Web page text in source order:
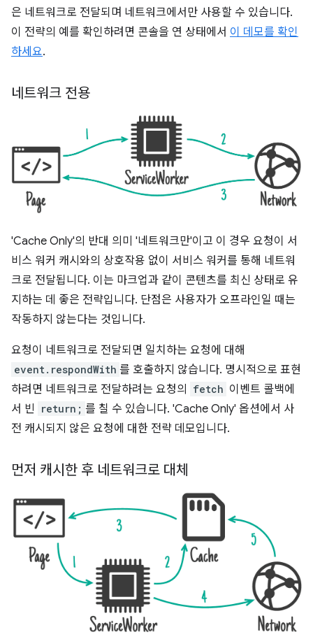
은 네트워크로 전달되며 네트워크에서만 사용할 수 있습니다.
이 전략의 예를 확인하려면 콘솔을 연 상태에서 이 데모를 확인
하세요.
네트워크 전용
'Cache Only'의 반대 의미 '네트워크만'이고 이 경우 요청이 서
비스 워커 캐시와의 상호작용 없이 서비스 워커를 통해 네트워
크로 전달됩니다. 이는 마크업과 같이 콘텐츠를 최신 상태로 유
지하는 데 좋은 전략입니다. 단점은 사용자가 오프라인일 때는
작동하지 않는다는 것입니다.
요청이 네트워크로 전달되면 일치하는 요청에 대해
event.respondWith 를 호출하지 않습니다. 명시적으로 표현
하려면 네트워크로 전달하려는 요청의
fetch 이벤트 콜백에
서 빈
return; 를 칠 수 있습니다. 'Cache Only' 옵션에서 사
전 캐시되지 않은 요청에 대한 전략 데모입니다.
먼저 캐시한 후 네트워크로 대체